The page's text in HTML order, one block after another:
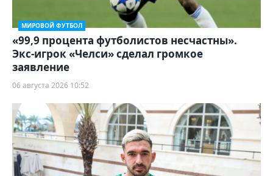
МИРОВОЙ ФУТБОЛ
«99,9 процента футболистов несчастны».
Экс-игрок «Челси» сделал громкое
заявление
06 августа 2026 10:52